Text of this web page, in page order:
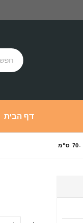
דף הבית
70 ס"מ